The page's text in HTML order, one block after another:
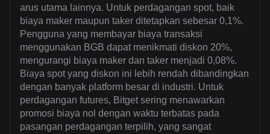
arus utama lainnya. Untuk perdagangan spot, baik
biaya maker maupun taker ditetapkan sebesar 0,1%.
Pengguna yang membayar biaya transaksi
menggunakan BGB dapat menikmati diskon 20%,
mengurangi biaya maker dan taker menjadi 0,08%.
Biaya spot yang diskon ini lebih rendah dibandingkan
dengan banyak platform besar di industri. Untuk
perdagangan futures, Bitget sering menawarkan
promosi biaya nol dengan waktu terbatas pada
pasangan perdagangan terpilih, yang sangat